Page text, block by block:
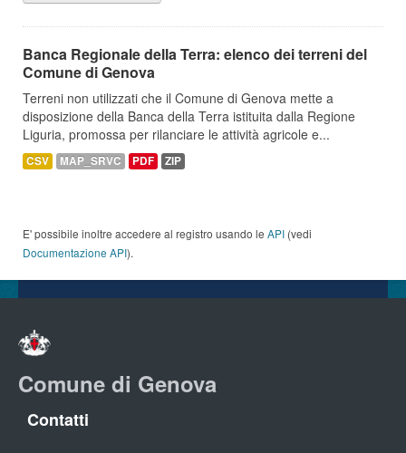
Banca Regionale della Terra: elenco dei terreni del
Comune di Genova
Terreni non utilizzati che il Comune di Genova mette a
disposizione della Banca della Terra istituita dalla Regione
Liguria, promossa per rilanciare le attività agricole e...
CSV MAP_SRVC PDF ZIP
E' possibile inoltre accedere al registro usando le API (vedi
Documentazione API).
Comune di Genova
Contatti